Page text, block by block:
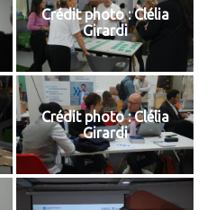
Crédit photo : Clélia
Girardi
Crédit photo : Clélia
Girardi